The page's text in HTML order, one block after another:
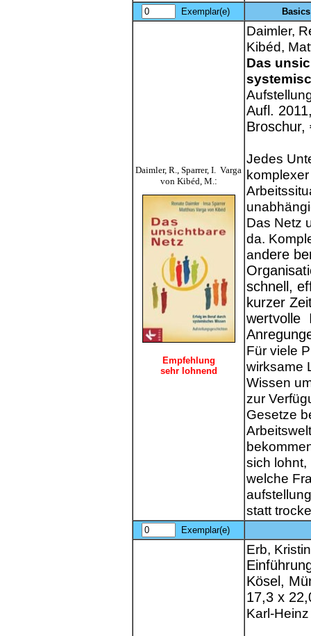
Exemplar(e)
Daimler, R., Sparrer, I. Varga
von Kibéd, M.:
Empfehlung
sehr lohnend
Daimler,
Kibéd,
Das
Aufl.
Broschur,
Jedes
Das Netz
da.
andere
schnell,
kurzer
wertvolle
Für viele
wirksame
Wissen
zur
Gesetze
sich lohnt,
welche
statt
Exemplar(e)
Erb,
Kösel,
17,3 x
Karl-